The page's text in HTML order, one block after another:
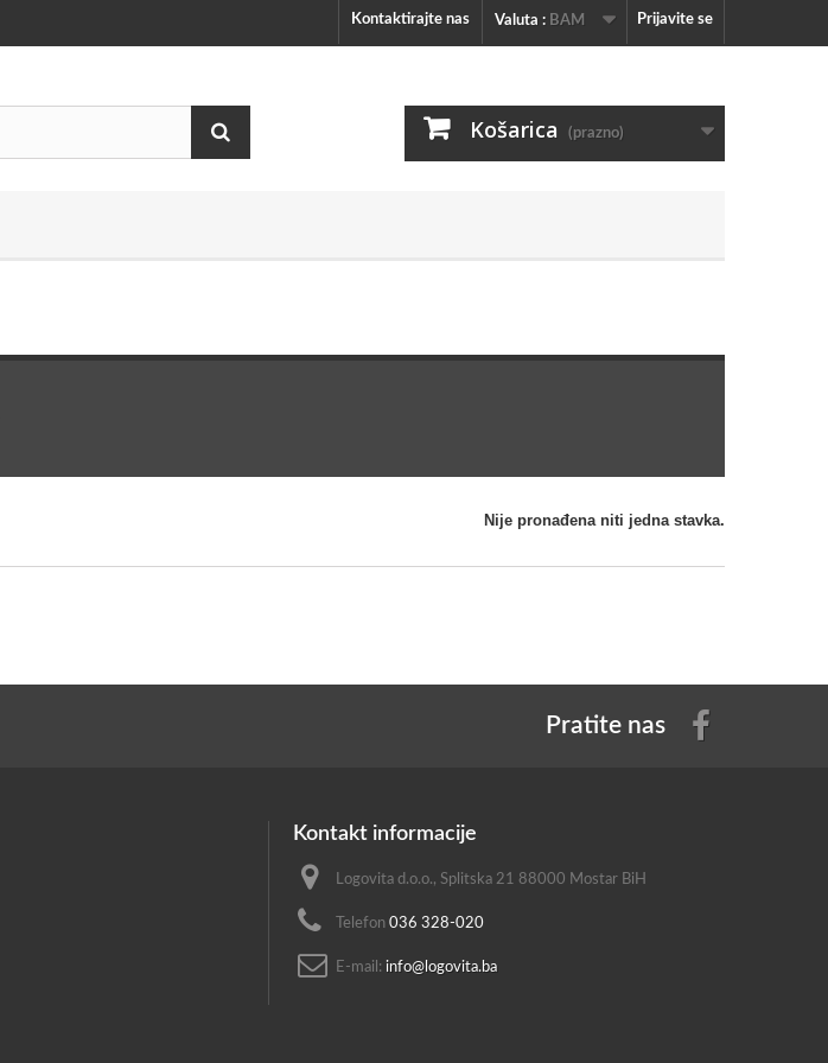
Prijavite se
Valuta : BAM
Kontaktirajte nas
Košarica (prazno)
Nije pronađena niti jedna stavka.
Pratite nas
Kontakt informacije
Logovita d.o.o., Splitska 21 88000 Mostar BiH
Telefon 036 328-020
E-mail: info@logovita.ba